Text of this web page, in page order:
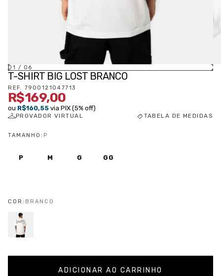
01 / 06
T-SHIRT BIG LOST BRANCO
REF. 7900121047713
R$169,00
ou R$160,55 via PIX (5% off)
PROVADOR VIRTUAL TABELA DE MEDIDAS
TAMANHO: P
P M G GG
COR: BRANCO